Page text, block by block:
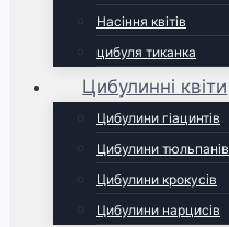
Насіння квітів
цибуля тиканка
Цибулинні квіти
Цибулини гіацинтів
Цибулини тюльпанів
Цибулини крокусів
Цибулини нарцисів